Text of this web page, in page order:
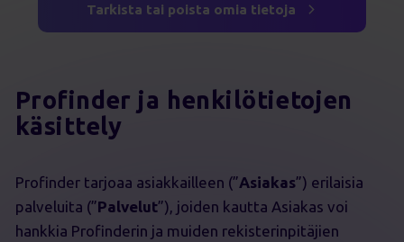
Tarkista tai poista omia tietoja
Profinder ja henkilötietojen
käsittely
Profinder tarjoaa asiakkailleen (”Asiakas”) erilaisia
palveluita (”Palvelut”), joiden kautta Asiakas voi
hankkia Profinderin ja muiden rekisterinpitäjien